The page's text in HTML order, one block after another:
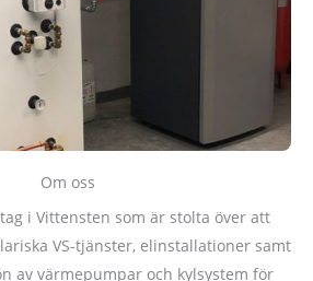
Om oss
i Vittensten som är stolta över att
VS-tjänster, elinstallationer samt
av värmepumpar och kylsystem för